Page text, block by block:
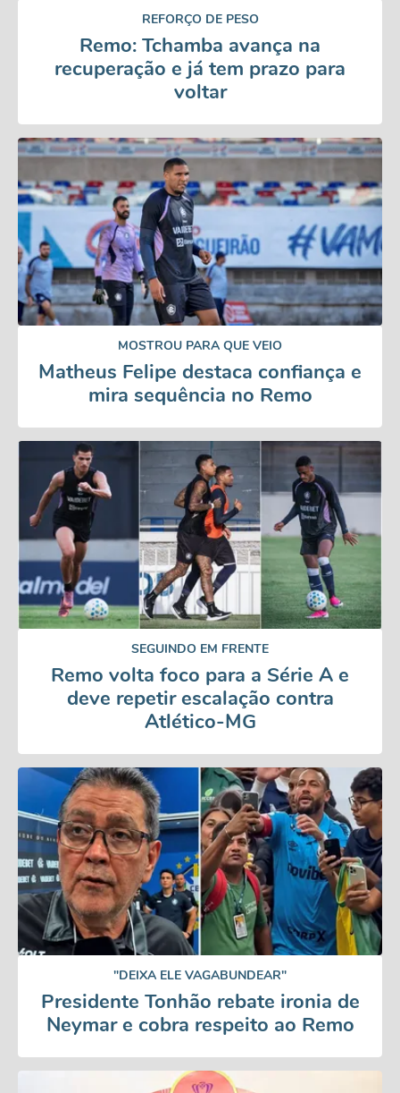
REFORÇO DE PESO
Remo: Tchamba avança na
recuperação e já tem prazo para
voltar
MOSTROU PARA QUE VEIO
Matheus Felipe destaca confiança e
mira sequência no Remo
SEGUINDO EM FRENTE
Remo volta foco para a Série A e
deve repetir escalação contra
Atlético-MG
"DEIXA ELE VAGABUNDEAR"
Presidente Tonhão rebate ironia de
Neymar e cobra respeito ao Remo